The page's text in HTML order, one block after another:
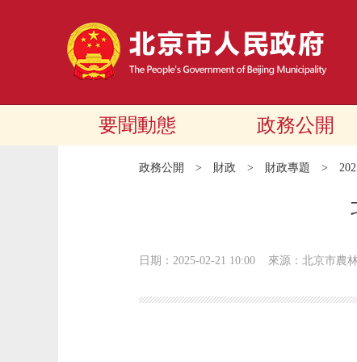
要聞動態 政務公開
政務公開 > 財政 > 財政專題 >
日期：2025-02-21 10:00 來源：北京市農